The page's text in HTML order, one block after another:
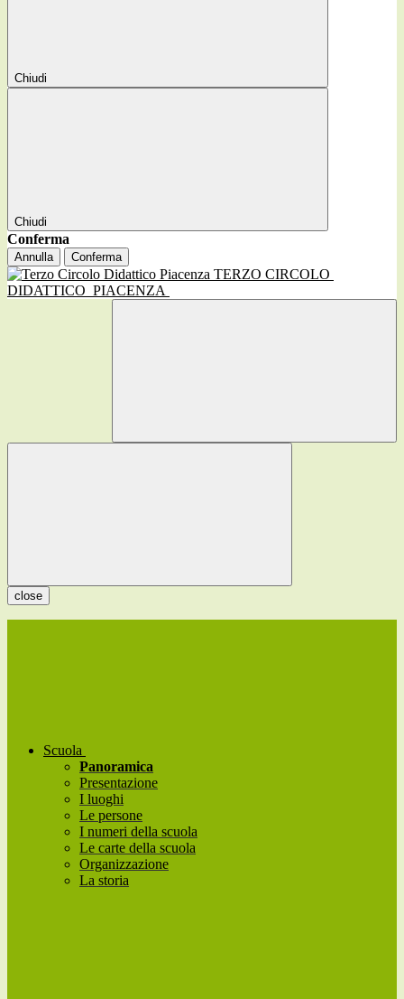
Chiudi
Chiudi
Conferma
Annulla Conferma
TERZO CIRCOLO
DIDATTICO PIACENZA
close
Scuola
Panoramica
Presentazione
I luoghi
Le persone
I numeri della scuola
Le carte della scuola
Organizzazione
La storia